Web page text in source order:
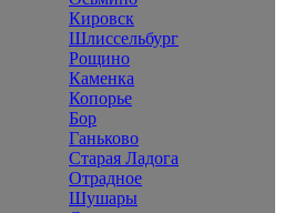
Кировск
Шлиссельбург
Рощино
Каменка
Копорье
Бор
Ганьково
Старая Ладога
Отрадное
Шушары